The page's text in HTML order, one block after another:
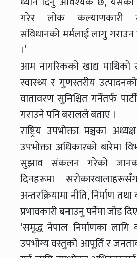
गरेर लोक कल्याणकारी
संविधानको मर्मलाई लागु गराउन
।’
आम नागरिकको खाद्य
स्वास्थ्य र गुणस्तरीय
वातावरण सुनिश्चित गर्नेतर्फ
गराउने पनि बरालले बताए ।
राष्ट्रिय उपभोक्ता मञ्चका
उपभोक्ता अधिकारको बारेमा
सुझाव संकलन गरेको
दिनहरूमा
अन्तरक्रियामा नीति, निर्माण
प्रभावकारी बनाउनु पर्नेमा जोड
‘समृद्ध नेपाल निर्माणका
उपभोग्य वस्तुको आपूर्ति र